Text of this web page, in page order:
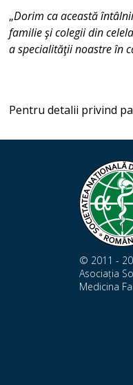
„Dorim ca această
familie şi colegii din
a specialităţii noastre în
Pentru detalii privind
© 2011 -
Asociația
Medicina